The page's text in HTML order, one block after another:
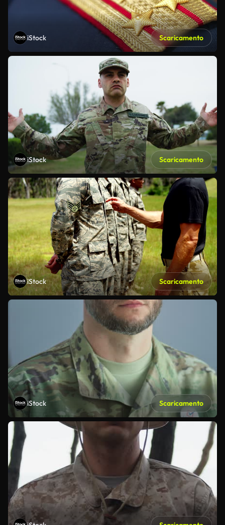
iStock Scaricamento
iStock Scaricamento
iStock Scaricamento
iStock Scaricamento